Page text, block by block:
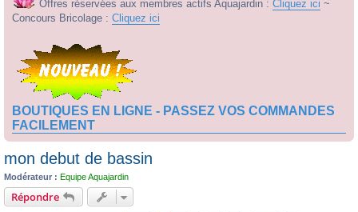
Offres réservées aux membres actifs Aquajardin : Cliquez ici ~
Concours Bricolage : Cliquez ici
BOUTIQUES EN LIGNE - PASSEZ VOS COMMANDES
FACILEMENT
mon debut de bassin
Modérateur : Equipe Aquajardin
Répondre